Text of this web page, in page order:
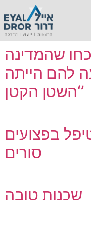
שהמדינה
להם הייתה
‘השטן הקטן’
בפצועים
סורים
שכנות טובה